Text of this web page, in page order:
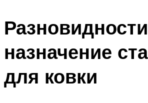
назначение
для ковки